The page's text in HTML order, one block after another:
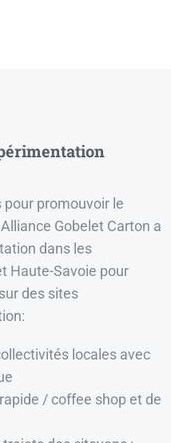
pour promouvoir le
Gobelet Carton a
dans les
Haute-Savoie pour
des sites
locales avec
/ coffee shop et de